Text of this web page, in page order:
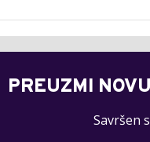
PREUZMI
Savršen